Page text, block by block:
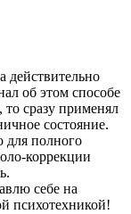
действительно
об этом способе
сразу применял
состояние.
для полного
коррекции
себе на
психотехникой!